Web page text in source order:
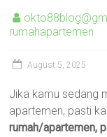
rumahapartemen
August 5, 2025
Jika kamu sedang
apartemen, pasti
rumah/apartemen,